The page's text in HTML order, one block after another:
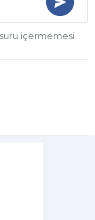
içermemesi